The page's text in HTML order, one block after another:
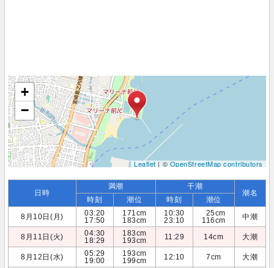
+
−
Leaflet| ©OpenStreetMap contributors
日時
満潮 干潮
潮名
時刻 潮位 時刻
潮位
8月10日(月)
03:20
17:50
171cm
183cm
10:30
23:10
25cm
116cm
中潮
8月11日(火)
04:30
18:29
183cm
193cm
11:29 14cm 大潮
8月12日(水)
05:29
19:00
193cm
199cm
12:10 7cm 大潮